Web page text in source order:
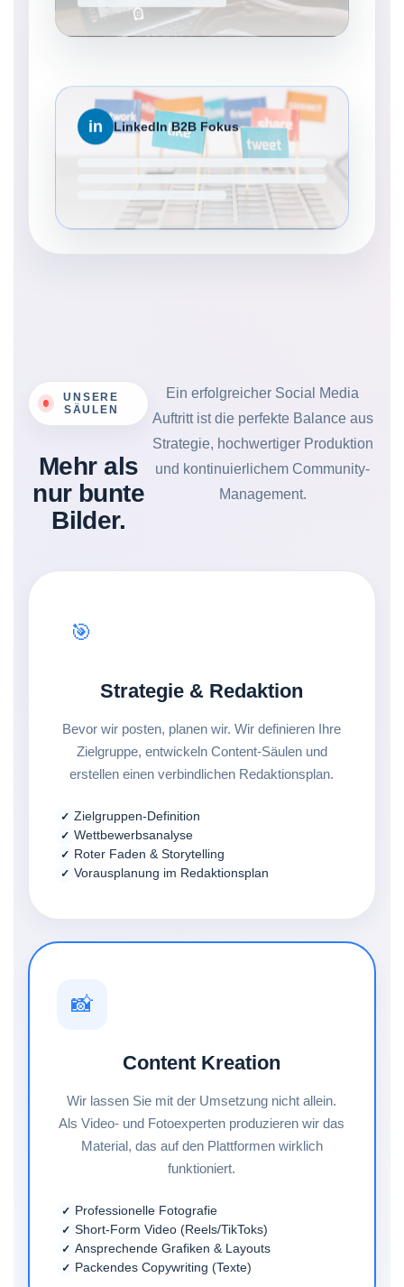
in LinkedIn B2B Fokus
UNSERE
SÄULEN
Mehr als
nur bunte
Bilder.
Ein erfolgreicher Social Media
Auftritt ist die perfekte Balance aus
Strategie, hochwertiger Produktion
und kontinuierlichem Community-
Management.
🎯
Strategie & Redaktion
Bevor wir posten, planen wir. Wir definieren Ihre
Zielgruppe, entwickeln Content-Säulen und
erstellen einen verbindlichen Redaktionsplan.
Zielgruppen-Definition
Wettbewerbsanalyse
Roter Faden & Storytelling
Vorausplanung im Redaktionsplan
📸
Content Kreation
Wir lassen Sie mit der Umsetzung nicht allein.
Als Video- und Fotoexperten produzieren wir das
Material, das auf den Plattformen wirklich
funktioniert.
Professionelle Fotografie
Short-Form Video (Reels/TikToks)
Ansprechende Grafiken & Layouts
Packendes Copywriting (Texte)